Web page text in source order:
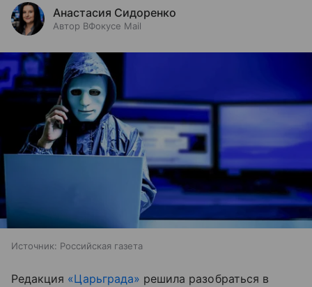
Анастасия Сидоренко
Автор ВФокусе Mail
Источник: Российская газета
Редакция «Царьграда» решила разобраться в